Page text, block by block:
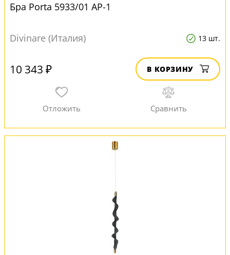
Бра Porta 5933/01 AP-1
Divinare (Италия) 13 шт.
10 343 ₽ В КОРЗИНУ